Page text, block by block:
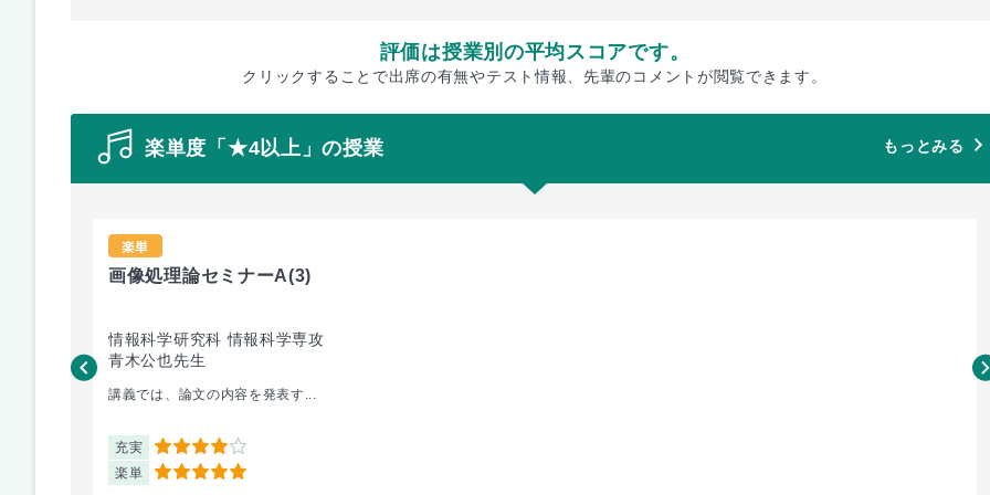
評価は授業別の平均スコアです。
クリックすることで出席の有無やテスト情報、先輩のコメントが閲覧できます。
楽単度「★4以上」の授業 もっとみる
楽単
画像処理論セミナーA(3)
情報科学研究科 情報科学専攻
青木公也先生
講義では、論文の内容を発表す...
充実 4
楽単 5